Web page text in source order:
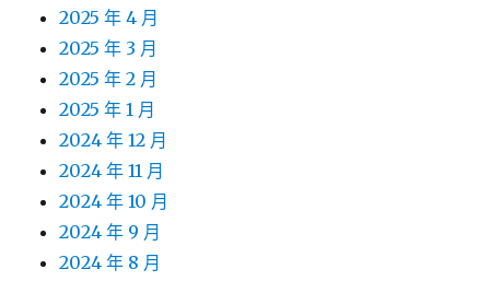
2025 年 4 月
2025 年 3 月
2025 年 2 月
2025 年 1 月
2024 年 12 月
2024 年 11 月
2024 年 10 月
2024 年 9 月
2024 年 8 月